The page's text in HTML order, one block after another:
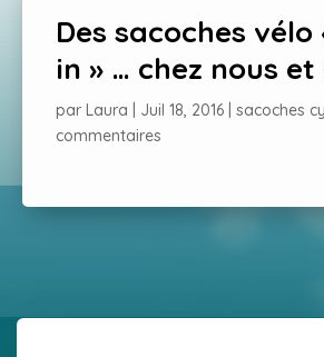
Des sacoches vélo
in » … chez nous et
par Laura Juil 18, 2016 sacoches
commentaires